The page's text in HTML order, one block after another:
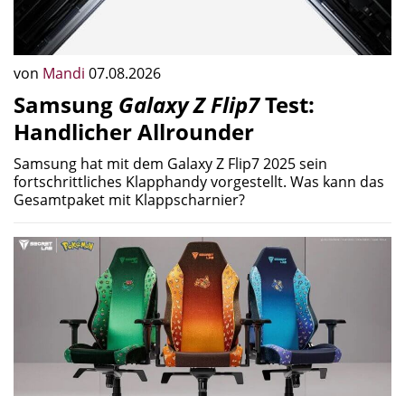
von Mandi 07.08.2026
Samsung Galaxy Z Flip7Test:
Handlicher Allrounder
Samsung hat mit dem Galaxy Z Flip7 2025 sein
fortschrittliches Klapphandy vorgestellt. Was kann das
Gesamtpaket mit Klappscharnier?